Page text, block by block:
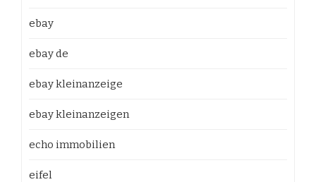
ebay
ebay de
ebay kleinanzeige
ebay kleinanzeigen
echo immobilien
eifel